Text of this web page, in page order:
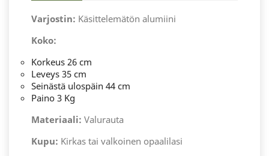
Varjostin: Käsittelemätön alumiini
Koko:
Korkeus 26 cm
Leveys 35 cm
Seinästä ulospäin 44 cm
Paino 3 Kg
Materiaali: Valurauta
Kupu: Kirkas tai valkoinen opaalilasi